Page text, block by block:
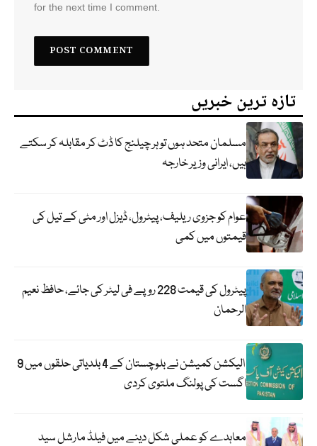
for the next time I comment.
تازہ ترین خبریں
مسلمان متحد ہوں تو ہر چیلنج کا ڈٹ کر مقابلہ کر سکتے
ہیں، ایرانی وزیر خارجہ
عوام کو جزوی ریلیف، پیٹرول، ڈیزل اور مٹی کے تیل کی
قیمتوں میں کمی
پیٹرول کی قیمت 228 روپے فی لیٹر کی جائے، حافظ نعیم
الرحمان
الیکشن کمیشن نے بلوچستان کے 4 بلدیاتی حلقوں میں 9
اگست کی پولنگ ملتوی کردی
معاہدے کو عملی شکل دینے میں فیلڈ مارشل سید